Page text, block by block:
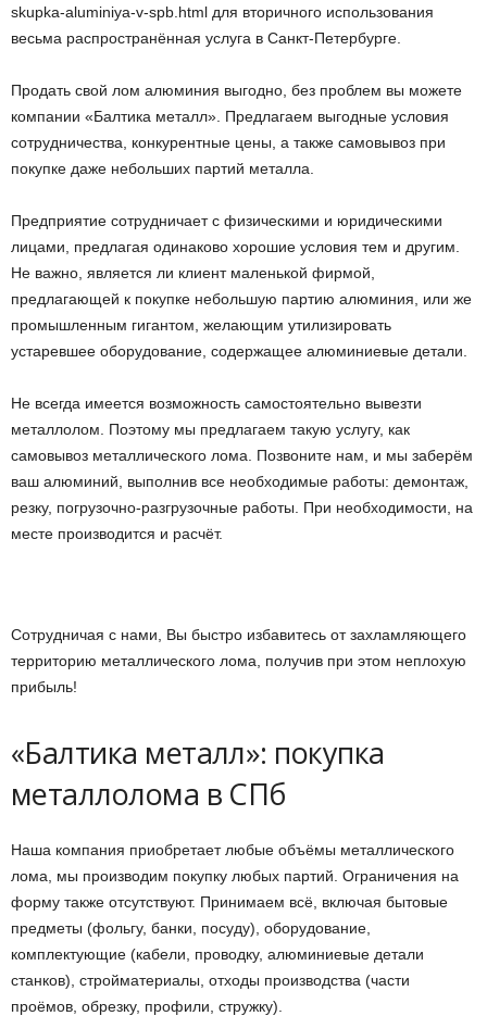
skupka-aluminiya-v-spb.html для вторичного использования
весьма распространённая услуга в Санкт-Петербурге.
Продать свой лом алюминия выгодно, без проблем вы можете
компании «Балтика металл». Предлагаем выгодные условия
сотрудничества, конкурентные цены, а также самовывоз при
покупке даже небольших партий металла.
Предприятие сотрудничает с физическими и юридическими
лицами, предлагая одинаково хорошие условия тем и другим.
Не важно, является ли клиент маленькой фирмой,
предлагающей к покупке небольшую партию алюминия, или же
промышленным гигантом, желающим утилизировать
устаревшее оборудование, содержащее алюминиевые детали.
Не всегда имеется возможность самостоятельно вывезти
металлолом. Поэтому мы предлагаем такую услугу, как
самовывоз металлического лома. Позвоните нам, и мы заберём
ваш алюминий, выполнив все необходимые работы: демонтаж,
резку, погрузочно-разгрузочные работы. При необходимости, на
месте производится и расчёт.
Сотрудничая с нами, Вы быстро избавитесь от захламляющего
территорию металлического лома, получив при этом неплохую
прибыль!
«Балтика металл»: покупка
металлолома в СПб
Наша компания приобретает любые объёмы металлического
лома, мы производим покупку любых партий. Ограничения на
форму также отсутствуют. Принимаем всё, включая бытовые
предметы (фольгу, банки, посуду), оборудование,
комплектующие (кабели, проводку, алюминиевые детали
станков), стройматериалы, отходы производства (части
проёмов, обрезку, профили, стружку).